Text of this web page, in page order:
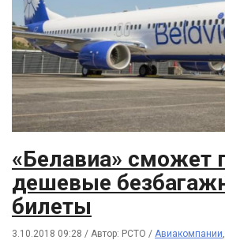
«Белавиа» сможет
дешевые
билеты
3.10.2018 09:28 / Автор: РСТО / Авиакомпании